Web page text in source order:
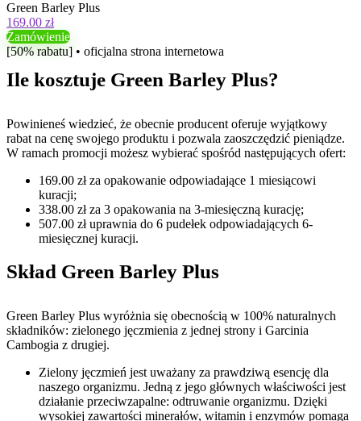
Green Barley Plus
169.00 zł
Zamówienie
[50% rabatu] • oficjalna strona internetowa
Ile kosztuje Green Barley Plus?
Powinieneś wiedzieć, że obecnie producent oferuje wyjątkowy
rabat na cenę swojego produktu i pozwala zaoszczędzić pieniądze.
W ramach promocji możesz wybierać spośród następujących ofert:
169.00 zł za opakowanie odpowiadające 1 miesiącowi
kuracji;
338.00 zł za 3 opakowania na 3-miesięczną kurację;
507.00 zł uprawnia do 6 pudełek odpowiadających 6-
miesięcznej kuracji.
Skład Green Barley Plus
Green Barley Plus wyróżnia się obecnością w 100% naturalnych
składników: zielonego jęczmienia z jednej strony i Garcinia
Cambogia z drugiej.
Zielony jęczmień jest uważany za prawdziwą esencję dla
naszego organizmu. Jedną z jego głównych właściwości jest
działanie przeciwzapalne: odtruwanie organizmu. Dzięki
wysokiej zawartości minerałów, witamin i enzymów pomaga